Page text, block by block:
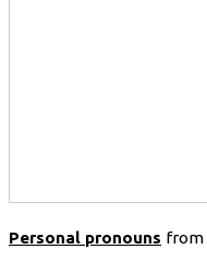
Personal pronouns from